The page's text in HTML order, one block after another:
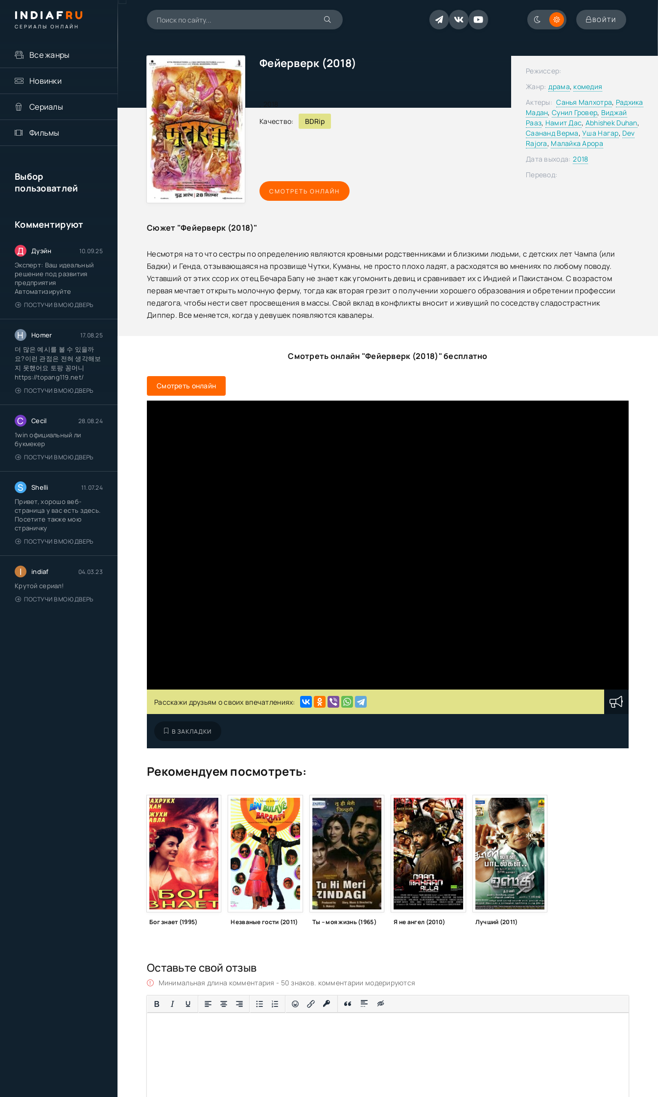
INDIAFRU
СЕРИАЛЫ ОНЛАЙН
ВОЙТИ
Все жанры
Новинки
Сериалы
Фильмы
Выбор
пользоватлей
Комментируют
Д Дуэйн 10.09.25
Эксперт: Ваш идеальный
решение под развития
предприятия
Автоматизируйте
ПОСТУЧИ В МОЮ ДВЕРЬ
H Homer 17.08.25
더 많은 예시를 볼 수 있을까
요?이런 관점은 전혀 생각해보
지 못했어요 토팡 꽁머니
https://topang119.net/
ПОСТУЧИ В МОЮ ДВЕРЬ
C Cecil 28.08.24
1win официальный ли
букмекер
ПОСТУЧИ В МОЮ ДВЕРЬ
S Shelli 11.07.24
Привет, хорошо веб-
страница у вас есть здесь.
Посетите также мою
страничку
ПОСТУЧИ В МОЮ ДВЕРЬ
I indiaf 04.03.23
Крутой сериал!
ПОСТУЧИ В МОЮ ДВЕРЬ
Фейерверк (2018)
2018
Качество:
BDRip
,
СМОТРЕТЬ ОНЛАЙН
Режиссер:
Жанр: драма, комедия
Актеры: Санья Малхотра, Радхика
Мадан, Сунил Гровер, Виджай
Рааз, Намит Дас, Abhishek Duhan,
Саананд Верма,Уша Нагар, Dev
Rajora, Малайка Арора
Дата выхода: 2018
Перевод:
Сюжет "Фейерверк (2018)"
Несмотря на то что сестры по определению являются кровными родственниками и близкими людьми, с детских лет Чампа (или
Бадки) и Генда, отзывающаяся на прозвище Чутки, Куманы, не просто плохо ладят, а расходятся во мнениях по любому поводу.
Уставший от этих ссор их отец Бечара Бапу не знает как угомонить девиц и сравнивает их с Индией и Пакистаном. С возрастом
первая мечтает открыть молочную ферму, тогда как вторая грезит о получении хорошего образования и обретении профессии
педагога, чтобы нести свет просвещения в массы. Свой вклад в конфликты вносит и живущий по соседству сладострастник
Диппер. Все меняется, когда у девушек появляются кавалеры.
Смотреть онлайн "Фейерверк (2018)" бесплатно
Смотреть онлайн
Расскажи друзьям о своих впечатлениях:
В ЗАКЛАДКИ
Рекомендуем посмотреть:
Бог знает (1995) Незваные гости (2011) Ты – моя жизнь (1965) Я не ангел (2010) Лучший (2011)
Оставьте свой отзыв
Минимальная длина комментария - 50 знаков. комментарии модерируются